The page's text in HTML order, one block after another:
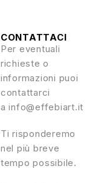
CONTATTACI
Per eventuali
richieste o
informazioni puoi
contattarci
a info@effebiart.it
Ti risponderemo
nel più breve
tempo possibile.